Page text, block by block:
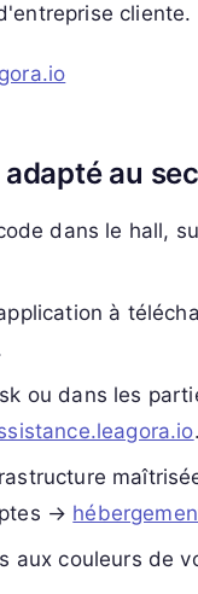
cliente.
au
dans le hall,
à
ou dans les
.
→
aux couleurs de